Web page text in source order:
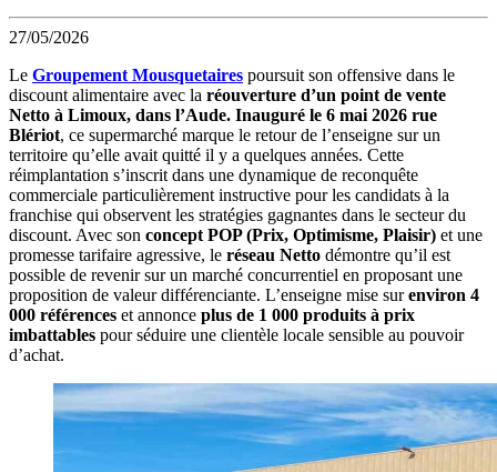
27/05/2026
Le Groupement Mousquetaires poursuit son offensive dans le
discount alimentaire avec la réouverture d’un point de vente
Netto à Limoux, dans l’Aude. Inauguré le 6 mai 2026 rue
Blériot, ce supermarché marque le retour de l’enseigne sur un
territoire qu’elle avait quitté il y a quelques années. Cette
réimplantation s’inscrit dans une dynamique de reconquête
commerciale particulièrement instructive pour les candidats à la
franchise qui observent les stratégies gagnantes dans le secteur du
discount. Avec son concept POP (Prix, Optimisme, Plaisir) et une
promesse tarifaire agressive, le réseau Netto démontre qu’il est
possible de revenir sur un marché concurrentiel en proposant une
proposition de valeur différenciante. L’enseigne mise surenviron 4
000 références et annonce plus de 1 000 produits à prix
imbattables pour séduire une clientèle locale sensible au pouvoir
d’achat.